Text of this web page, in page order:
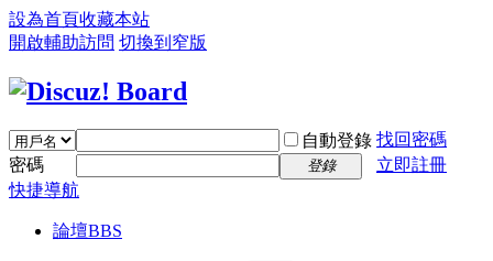
設為首頁收藏本站
開啟輔助訪問 切換到窄版
自動登錄 找回密碼
密碼
登錄
立即註冊
快捷導航
論壇BBS